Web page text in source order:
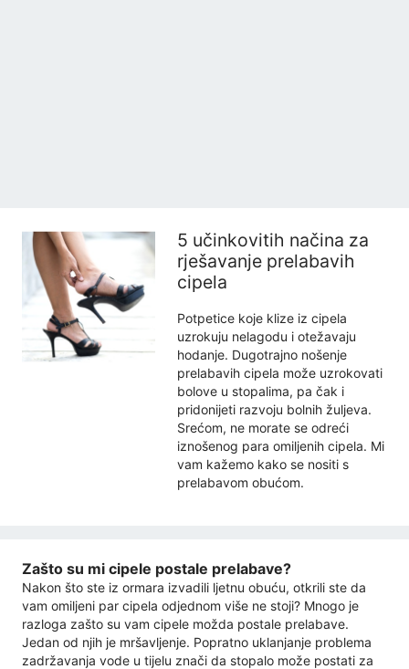
5 učinkovitih načina za
rješavanje prelabavih
cipela
Potpetice koje klize iz cipela
uzrokuju nelagodu i otežavaju
hodanje. Dugotrajno nošenje
prelabavih cipela može uzrokovati
bolove u stopalima, pa čak i
pridonijeti razvoju bolnih žuljeva.
Srećom, ne morate se odreći
iznošenog para omiljenih cipela. Mi
vam kažemo kako se nositi s
prelabavom obućom.
Zašto su mi cipele postale prelabave?
Nakon što ste iz ormara izvadili ljetnu obuću, otkrili ste da
vam omiljeni par cipela odjednom više ne stoji? Mnogo je
razloga zašto su vam cipele možda postale prelabave.
Jedan od njih je mršavljenje. Popratno uklanjanje problema
zadržavanja vode u tijelu znači da stopalo može postati za